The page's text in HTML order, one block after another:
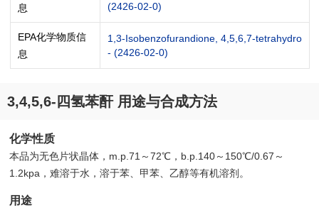
息
(2426-02-0)
EPA化学物质信
息
1,3-Isobenzofurandione, 4,5,6,7-tetrahydro
- (2426-02-0)
3,4,5,6-四氢苯酐 用途与合成方法
化学性质
本品为无色片状晶体，m.p.71～72℃，b.p.140～150℃/0.67～
1.2kpa，难溶于水，溶于苯、甲苯、乙醇等有机溶剂。
用途